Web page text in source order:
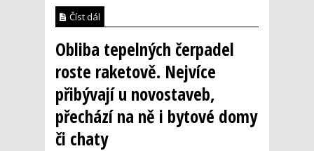
Číst dál
Obliba tepelných čerpadel
roste raketově. Nejvíce
přibývají u novostaveb,
přechází na ně i bytové domy
či chaty